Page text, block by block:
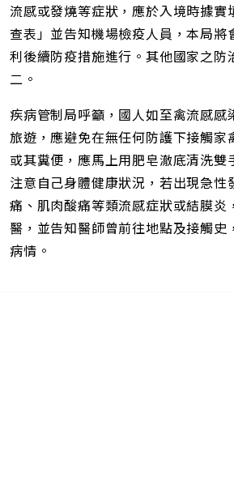
流感或發燒等症狀，應於入境時據實
查表」並告知機場檢疫人員，本局將
利後續防疫措施進行。其他國家之防
二。
疾病管制局呼籲，國人如至禽流感感
旅遊，應避免在無任何防護下接觸家
或其糞便，應馬上用肥皂澈底清洗雙
注意自己身體健康狀況，若出現急性
痛、肌肉酸痛等類流感症狀或結膜炎
醫，並告知醫師曾前往地點及接觸史
病情。